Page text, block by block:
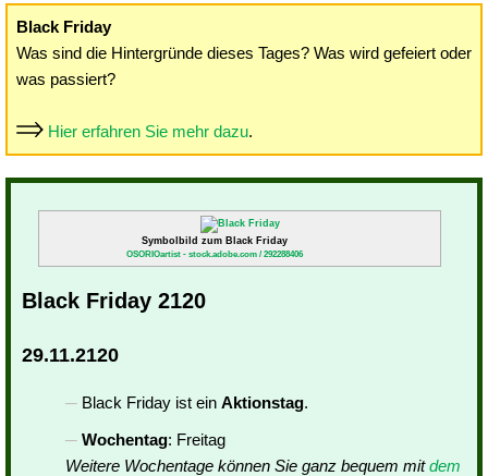
Black Friday
Was sind die Hintergründe dieses Tages? Was wird gefeiert oder
was passiert?
Hier erfahren Sie mehr dazu.
Symbolbild zum Black Friday
OSORIOartist - stock.adobe.com / 292288406
Black Friday 2120
29.11.2120
Black Friday ist ein Aktionstag.
Wochentag: Freitag
Weitere Wochentage können Sie ganz bequem mitdem